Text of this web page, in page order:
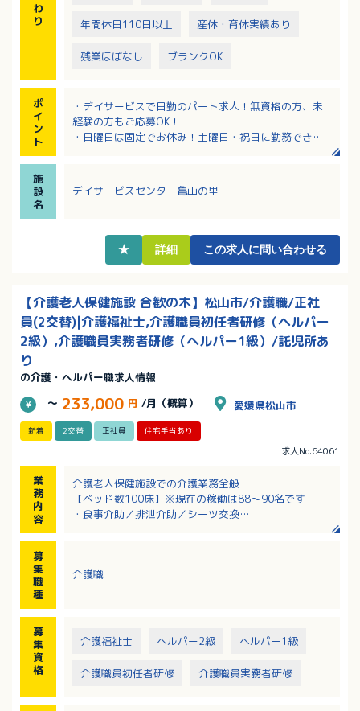
わ
り
年間休日110日以上 産休・育休実績あり
残業ほぼなし ブランクOK
ポ
イ
ン
ト
・デイサービスで日勤のパート求人！無資格の方、未
経験の方もご応募OK！
・日曜日は固定でお休み！土曜日・祝日に勤務できる
プ！
・手芸や書道、将棋など、あなたの特技が業務に活か
・マイカー通勤OK！無料駐車場完備！
施
設
名
デイサービスセンター亀山の里
★ 詳細 この求人に問い合わせる
【介護老人保健施設 合歓の木】松山市/介護職/正社
員(2交替)|介護福祉士,介護職員初任者研修（ヘルパー
2級）,介護職員実務者研修（ヘルパー1級）/託児所あ
り
の介護・ヘルパー職求人情報
～ 233,000 円 /月（概算） 愛媛県松山市
新着 2交替 正社員 住宅手当あり
求人No.64061
業
務
内
容
介護老人保健施設での介護業務全般
【ベッド数100床】※現在の稼働は88～90名です
・食事介助／排泄介助／シーツ交換
・レクリエーション：有
募
集
職
種
介護職
募
集
資
格
介護福祉士 ヘルパー2級 ヘルパー1級
介護職員初任者研修 介護職員実務者研修